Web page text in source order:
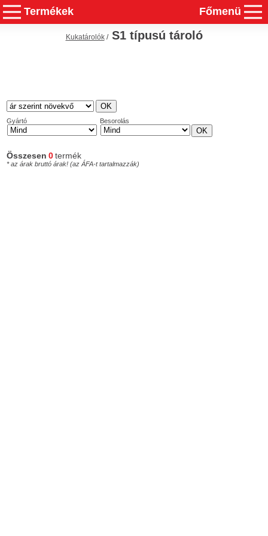
Termékek Főmenü
Kukatárolók/ S1 típusú tároló
Gyártó Besorolás
Összesen 0 termék
* az árak bruttó árak! (az ÁFA-t tartalmazzák)